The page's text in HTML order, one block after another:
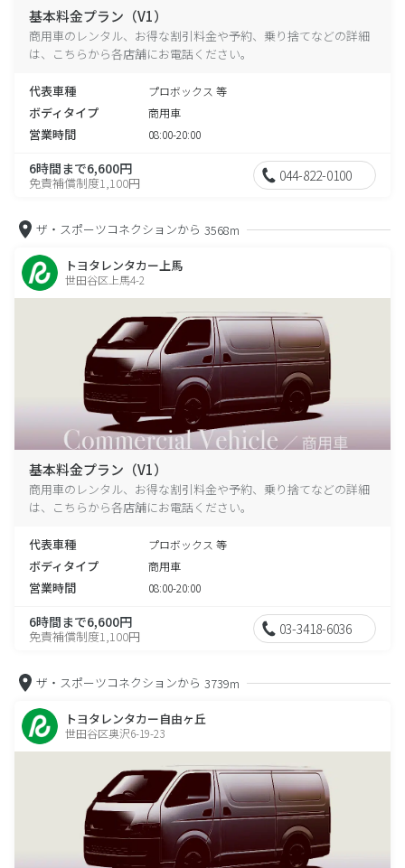
基本料金プラン（V1）
商用車のレンタル、お得な割引料金や予約、乗り捨てなどの詳細
は、こちらから各店舗にお電話ください。
代表車種 プロボックス 等
ボディタイプ 商用車
営業時間 08:00-20:00
6時間まで6,600円
免責補償制度1,100円 044-822-0100
ザ・スポーツコネクションから 3568m
トヨタレンタカー上馬
世田谷区上馬4-2
基本料金プラン（V1）
商用車のレンタル、お得な割引料金や予約、乗り捨てなどの詳細
は、こちらから各店舗にお電話ください。
代表車種 プロボックス 等
ボディタイプ 商用車
営業時間 08:00-20:00
6時間まで6,600円
免責補償制度1,100円 03-3418-6036
ザ・スポーツコネクションから 3739m
トヨタレンタカー自由ヶ丘
世田谷区奥沢6-19-23